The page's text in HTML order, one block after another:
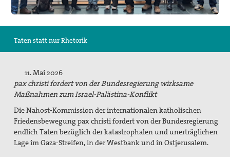
Kontakt
Impressum
Suche
Taten statt nur Rhetorik
11. Mai 2026
pax christi fordert von der Bundesregierung wirksame
Maßnahmen zum Israel-Palästina-Konflikt
Die Nahost-Kommission der internationalen katholischen
Friedensbewegung pax christi fordert von der Bundesregierung
endlich Taten bezüglich der katastrophalen und unerträglichen
Lage im Gaza-Streifen, in der Westbank und in Ostjerusalem.